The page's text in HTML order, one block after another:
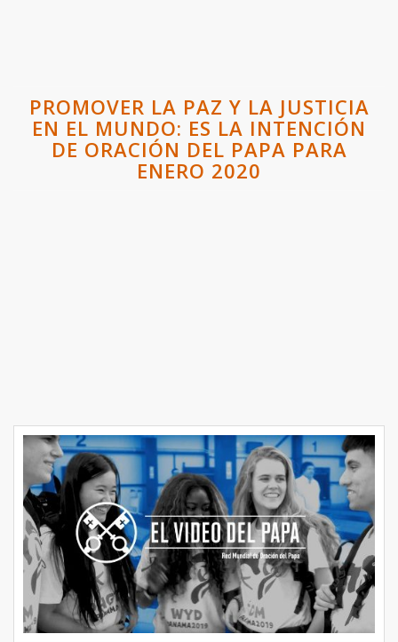
PROMOVER LA PAZ Y LA JUSTICIA
EN EL MUNDO: ES LA INTENCIÓN
DE ORACIÓN DEL PAPA PARA
ENERO 2020